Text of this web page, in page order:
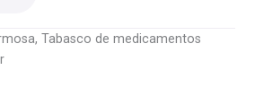
Tabasco de medicamentos